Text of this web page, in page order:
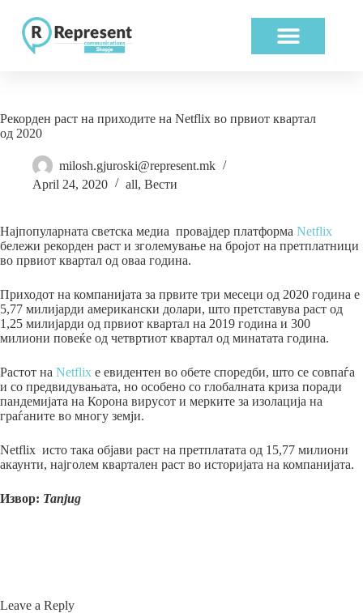
Рекорден раст на приходите на Netflix во првиот квартал
од 2020
milosh.gjuroski@represent.mk
April 24, 2020
all, Вести
Најпопуларната светска медиа провајдер платформа Netflix
бележи рекорден раст и зголемување на бројот на претплатници
во првиот квартал од оваа година.
Приходот на компанијата за првите три месеци од 2020 година е
5,77 милијарди американски долари, што претставува раст од
1,25 милијарди од првиот квартал на 2019 година и 300
милиони повеќе од четвртиот квартал од минатата година.
Растот на Netflix е евидентен во обете споредби, што се совпаѓа
и со предвидувањата, но особено со глобалната криза поради
пандемијата на Корона вирусот и мерките за изолација на
граѓаните во многу земји.
Netflix исто така објави раст на претплатата од 15,77 милиони
акаунти, најголем квартален раст во историјата на компанијата.
Извор: Tanjug
Leave a Reply